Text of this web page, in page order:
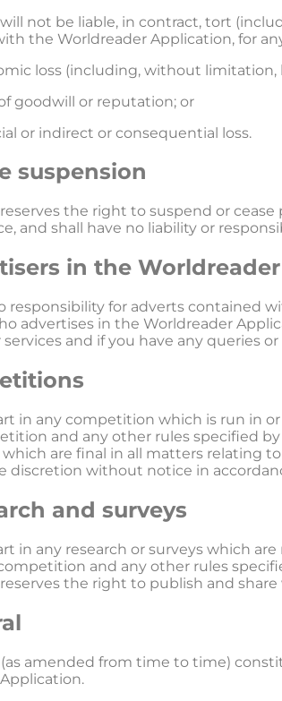
not be liable, in contract, tort
the Worldreader Application, for
loss (including, without limitation,
goodwill or reputation; or
or indirect or consequential loss.
suspension
the right to suspend or
and shall have no liability or
in the
responsibility for adverts contained
advertises in the Worldreader
services and if you have any queries
in any competition which is run in
and any other rules specified
which are final in all matters relating
discretion without notice in
and surveys
in any research or surveys which
and any other rules
the right to publish and
(as amended from time to time)